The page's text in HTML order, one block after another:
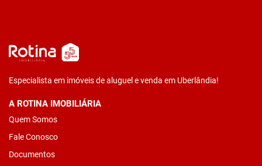
Especialista em imóveis de aluguel e venda em Uberlândia!
A ROTINA IMOBILIÁRIA
Quem Somos
Fale Conosco
Documentos